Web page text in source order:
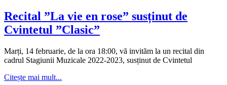
Recital ”La vie en rose” susținut de
Cvintetul ”Clasic”
Marți, 14 februarie, de la ora 18:00, vă invităm la un recital din
cadrul Stagiunii Muzicale 2022-2023, susținut de Cvintetul
Citește mai mult...